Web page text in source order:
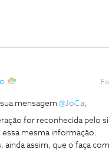
mensagem @JoCa,
for reconhecida pelo
mesma informação.
ainda assim, que o faça